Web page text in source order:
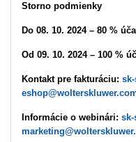
Storno podmienky
Do 08. 10. 2024 – 80 %
Od 09. 10. 2024 – 100 %
Kontakt pre fakturáciu:
Informácie o webinári: sk-